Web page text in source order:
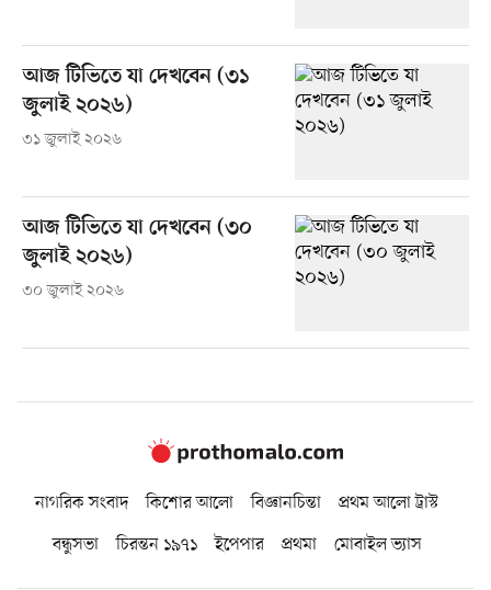
আজ টিভিতে যা দেখবেন (৩১
জুলাই ২০২৬)
৩১ জুলাই ২০২৬
আজ টিভিতে যা দেখবেন (৩০
জুলাই ২০২৬)
৩০ জুলাই ২০২৬
নাগরিক সংবাদ কিশোর আলো বিজ্ঞানচিন্তা
প্রথম আলো ট্রাস্ট
বন্ধুসভা
চিরন্তন ১৯৭১ ইপেপার প্রথমা মোবাইল ভ্যাস